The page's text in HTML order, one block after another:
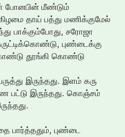
போனபின் மீண்டும்
தாய் பத்து மணிக்குமேல்
பாக்கும்போது, சரோஜா
புண்டைக்கு
தூங்கி கொண்டு
இருந்தது. இளம் கரு
பட்டு இருந்தது. கொஞ்சம்
பார்த்ததும், புண்டை